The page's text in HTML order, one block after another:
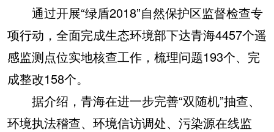
通过开展“绿盾2018”自然保护区监督检查专
项行动，全面完成生态环境部下达青海4457个遥
感监测点位实地核查工作，梳理问题193个、完
成整改158个。
据介绍，青海在进一步完善“双随机”抽查、
环境执法稽查、环境信访调处、污染源在线监